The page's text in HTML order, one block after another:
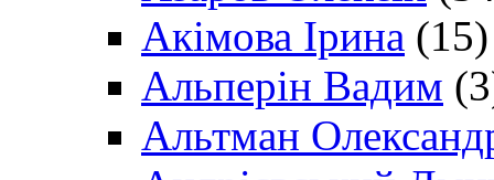
Акімова Ірина (15)
Альперін Вадим
Альтман